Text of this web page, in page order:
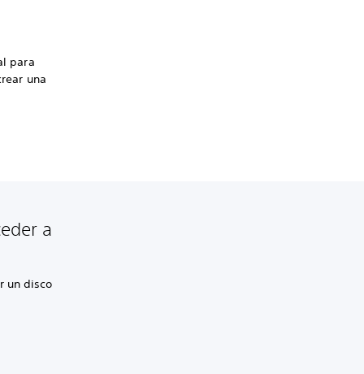
para
una
a
un disco